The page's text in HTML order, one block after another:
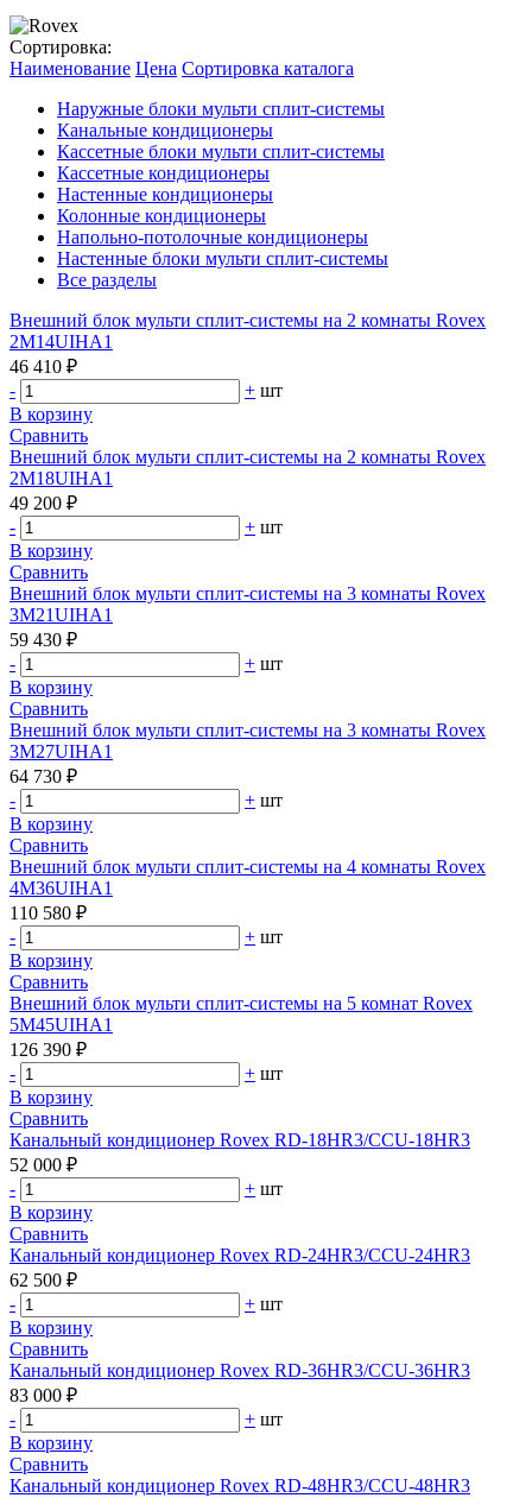
Сортировка:
Наименование Цена Сортировка каталога
Наружные блоки мульти сплит-системы
Канальные кондиционеры
Кассетные блоки мульти сплит-системы
Кассетные кондиционеры
Настенные кондиционеры
Колонные кондиционеры
Напольно-потолочные кондиционеры
Настенные блоки мульти сплит-системы
Все разделы
Внешний блок мульти сплит-системы на 2 комнаты Rovex
2M14UIHA1
46 410 ₽
-
+ шт
В корзину
Сравнить
Внешний блок мульти сплит-системы на 2 комнаты Rovex
2M18UIHA1
49 200 ₽
-
+ шт
В корзину
Сравнить
Внешний блок мульти сплит-системы на 3 комнаты Rovex
3M21UIHA1
59 430 ₽
-
+ шт
В корзину
Сравнить
Внешний блок мульти сплит-системы на 3 комнаты Rovex
3M27UIHA1
64 730 ₽
-
+ шт
В корзину
Сравнить
Внешний блок мульти сплит-системы на 4 комнаты Rovex
4M36UIHA1
110 580 ₽
-
+ шт
В корзину
Сравнить
Внешний блок мульти сплит-системы на 5 комнат Rovex
5M45UIHA1
126 390 ₽
-
+ шт
В корзину
Сравнить
Канальный кондиционер Rovex RD-18HR3/CCU-18HR3
52 000 ₽
-
+ шт
В корзину
Сравнить
Канальный кондиционер Rovex RD-24HR3/CCU-24HR3
62 500 ₽
-
+ шт
В корзину
Сравнить
Канальный кондиционер Rovex RD-36HR3/CCU-36HR3
83 000 ₽
-
+ шт
В корзину
Сравнить
Канальный кондиционер Rovex RD-48HR3/CCU-48HR3